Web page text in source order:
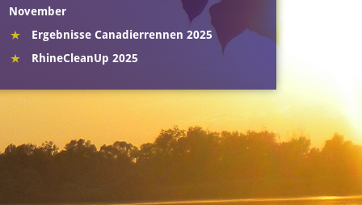
November
Ergebnisse Canadierrennen 2025
RhineCleanUp 2025